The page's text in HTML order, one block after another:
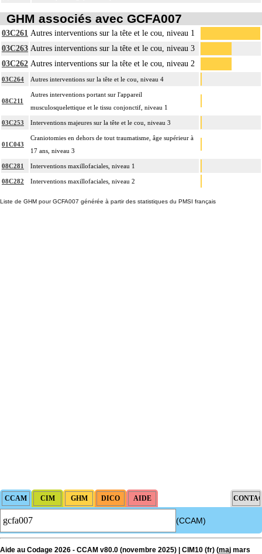
GHM associés avec GCFA007
03C261 Autres interventions sur la tête et le cou, niveau 1
03C263 Autres interventions sur la tête et le cou, niveau 3
03C262 Autres interventions sur la tête et le cou, niveau 2
03C264 Autres interventions sur la tête et le cou, niveau 4
08C211
Autres interventions portant sur l'appareil
musculosquelettique et le tissu conjonctif, niveau 1
03C253 Interventions majeures sur la tête et le cou, niveau 3
01C043
Craniotomies en dehors de tout traumatisme, âge supérieur à
17 ans, niveau 3
08C281 Interventions maxillofaciales, niveau 1
08C282 Interventions maxillofaciales, niveau 2
Liste de GHM pour GCFA007 générée à partir des statistiques du PMSI français
(CCAM)
Aide au Codage 2026 - CCAM v80.0 (novembre 2025) | CIM10 (fr) (maj mars